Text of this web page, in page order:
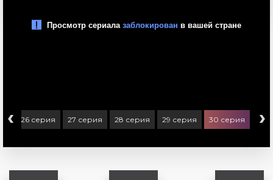
‹ 26 серия 27 серия 28 серия 29 серия 30 серия ›